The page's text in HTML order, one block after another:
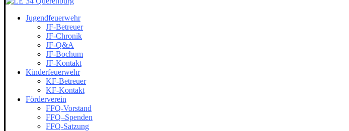
Jugendfeuerwehr
JF-Betreuer
JF-Chronik
JF-Q&A
JF-Bochum
JF-Kontakt
Kinderfeuerwehr
KF-Betreuer
KF-Kontakt
Förderverein
FFQ-Vorstand
FFQ–Spenden
FFQ-Satzung